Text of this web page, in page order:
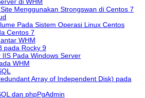
Menggunakan Strongswan di Centos 7
Pada Sistem Operasi Linux Centos
Centos 7
WHM
pada Rocky 9
Pada Windows Server
WHM
Array of Independent Disk) pada
dan phpPgAdmin